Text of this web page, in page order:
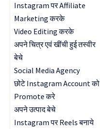
Instagram पर Affiliate
Marketing करके
Video Editing करके
अपने चित्र एवं खींची हुई तस्वीर
बेचे
Social Media Agency
छोटे Instagram Account को
Promote करे
अपने उत्पाद बेचे
Instagram पर Reels बनाये